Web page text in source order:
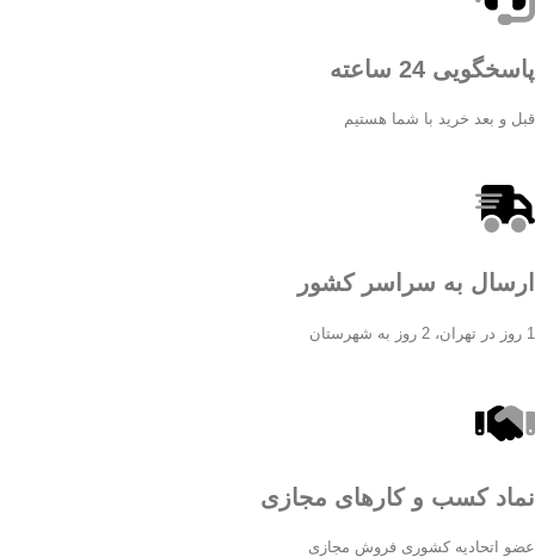
پاسخگویی 24 ساعته
قبل و بعد خرید با شما هستیم
ارسال به سراسر کشور
1 روز در تهران، 2 روز به شهرستان
نماد کسب و کارهای مجازی
عضو اتحادیه کشوری فروش مجازی